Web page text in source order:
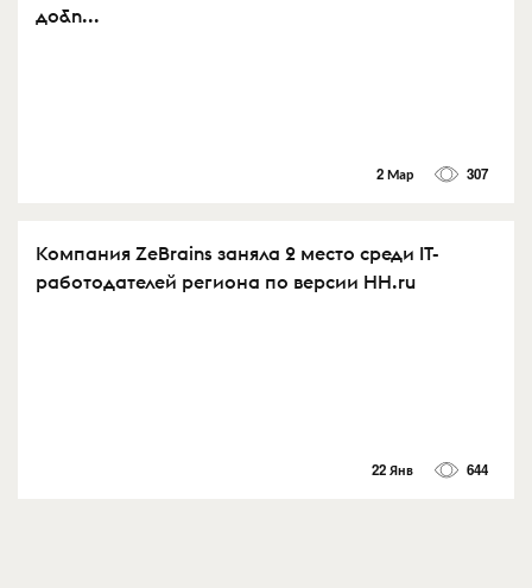
до&n...
2 Мар 307
Компания ZeBrains заняла 2 место среди IT-
работодателей региона по версии HH.ru
22 Янв 644